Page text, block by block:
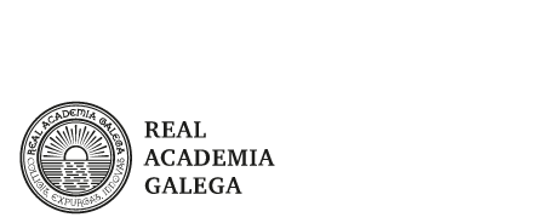
Real Academia Galega